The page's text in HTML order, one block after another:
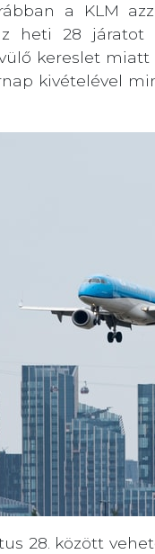
a KLM
heti 28 járatot
kereslet
kivételével
28. között